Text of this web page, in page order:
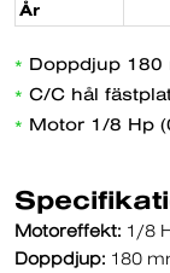
År
* Doppdjup 180
* C/C hål
* Motor 1/8 Hp
Motoreffekt: 1/8
Doppdjup: 180